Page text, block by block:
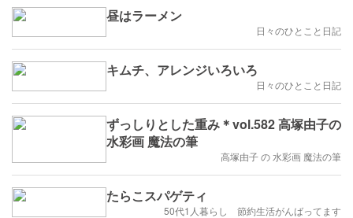
昼はラーメン
日々のひとこと日記
キムチ、アレンジいろいろ
日々のひとこと日記
ずっしりとした重み＊vol.582 高塚由子の
水彩画 魔法の筆
高塚由子 の 水彩画 魔法の筆
たらこスパゲティ
50代1人暮らし 節約生活がんばってます